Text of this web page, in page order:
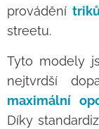
provádění
streetu.
Tyto modely
nejtvrdší
maximální
Díky